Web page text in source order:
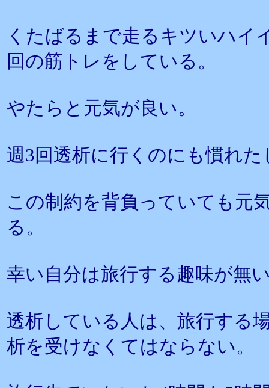
くたばるまで走るキツいハイ
回の筋トレをしている。
やたらと元気が良い。
週3回透析に行くのにも慣れた
この制約を背負っていても元
る。
幸い自分は旅行する趣味が無
透析している人は、旅行する
析を受けなくてはならない。